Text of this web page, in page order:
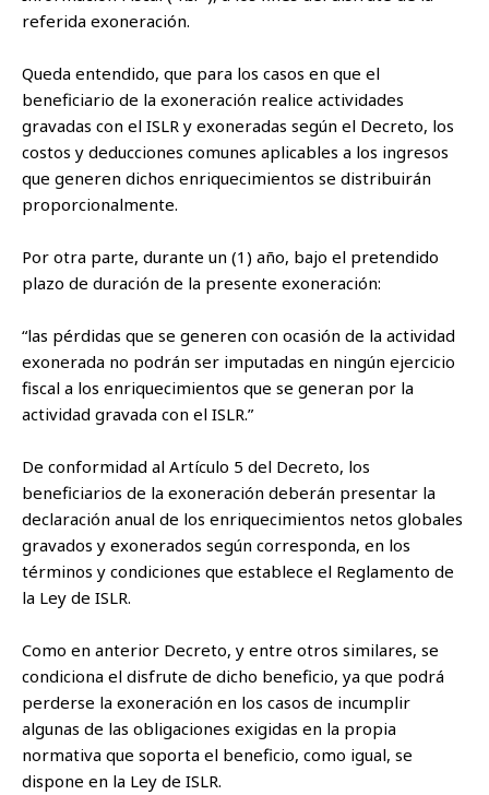
referida exoneración.
Queda entendido, que para los casos en que el
beneficiario de la exoneración realice actividades
gravadas con el ISLR y exoneradas según el Decreto, los
costos y deducciones comunes aplicables a los ingresos
que generen dichos enriquecimientos se distribuirán
proporcionalmente.
Por otra parte, durante un (1) año, bajo el pretendido
plazo de duración de la presente exoneración:
“las pérdidas que se generen con ocasión de la actividad
exonerada no podrán ser imputadas en ningún ejercicio
fiscal a los enriquecimientos que se generan por la
actividad gravada con el ISLR.”
De conformidad al Artículo 5 del Decreto, los
beneficiarios de la exoneración deberán presentar la
declaración anual de los enriquecimientos netos globales
gravados y exonerados según corresponda, en los
términos y condiciones que establece el Reglamento de
la Ley de ISLR.
Como en anterior Decreto, y entre otros similares, se
condiciona el disfrute de dicho beneficio, ya que podrá
perderse la exoneración en los casos de incumplir
algunas de las obligaciones exigidas en la propia
normativa que soporta el beneficio, como igual, se
dispone en la Ley de ISLR.